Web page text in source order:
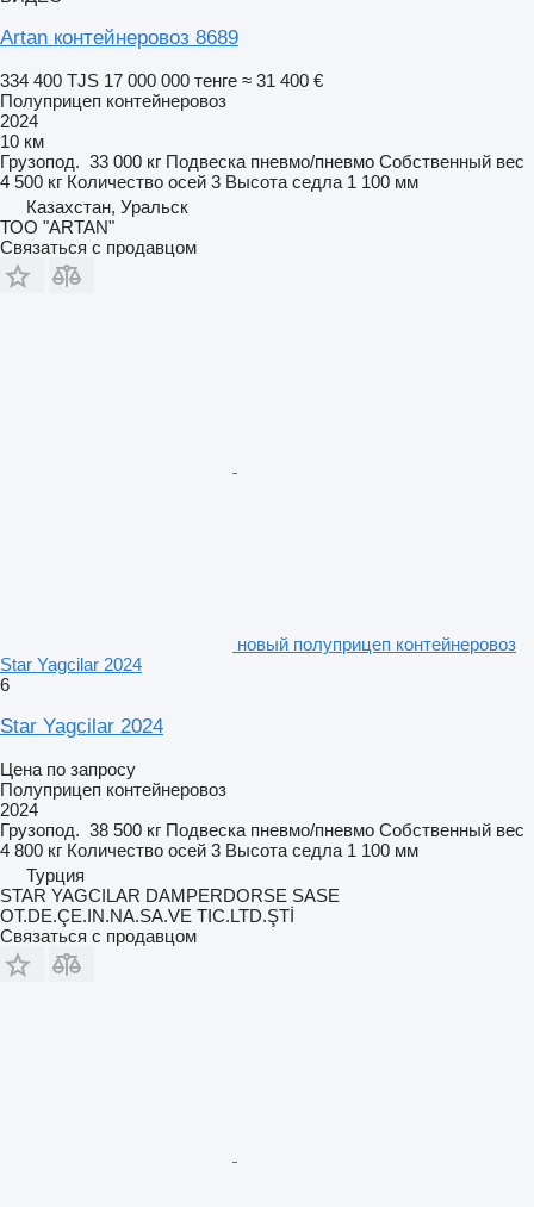
Artan контейнеровоз 8689
334 400 TJS 17 000 000 тенге ≈ 31 400 €
Полуприцеп контейнеровоз
2024
10 км
Грузопод. 33 000 кг Подвеска пневмо/пневмо Собственный вес
4 500 кг Количество осей 3 Высота седла 1 100 мм
Казахстан, Уральск
ТОО "ARTAN"
Связаться с продавцом
новый полуприцеп контейнеровоз
Star Yagcilar 2024
6
Star Yagcilar 2024
Цена по запросу
Полуприцеп контейнеровоз
2024
Грузопод. 38 500 кг Подвеска пневмо/пневмо Собственный вес
4 800 кг Количество осей 3 Высота седла 1 100 мм
Турция
STAR YAGCILAR DAMPERDORSE SASE
OT.DE.ÇE.IN.NA.SA.VE TIC.LTD.ŞTİ
Связаться с продавцом